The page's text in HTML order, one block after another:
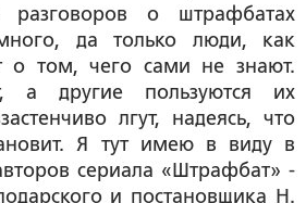
о штрафбатах
да только люди, как
о том, чего сами не знают.
а другие пользуются их
лгут, надеясь, что
Я тут имею в виду в
сериала «Штрафбат» -
и постановщика Н.